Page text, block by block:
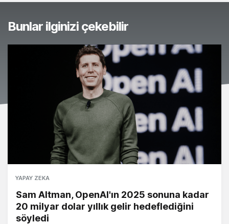
Bunlar ilginizi çekebilir
YAPAY ZEKA
Sam Altman, OpenAI'ın 2025 sonuna kadar
20 milyar dolar yıllık gelir hedeflediğini
söyledi